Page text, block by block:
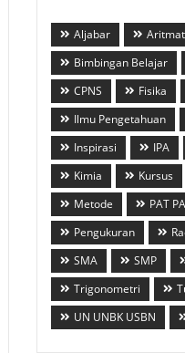
Aljabar
Bimbingan Belajar
CPNS
Fisika
Ilmu Pengetahuan
Inspirasi
IPA
Kimia
Kursus
Metode
PAT
Pengukuran
SMA
SMP
Trigonometri
UN UNBK USBN